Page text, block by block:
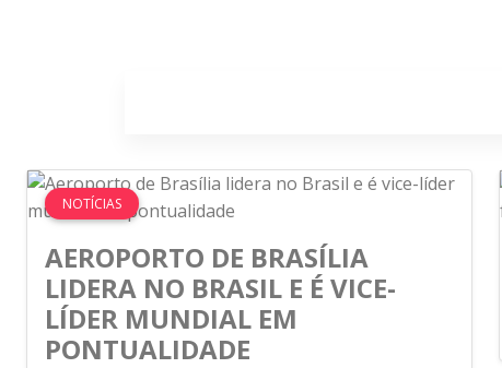
NOTÍCIAS
AEROPORTO DE BRASÍLIA
LIDERA NO BRASIL E É VICE-
LÍDER MUNDIAL EM
PONTUALIDADE